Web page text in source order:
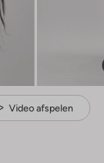
Video afspelen